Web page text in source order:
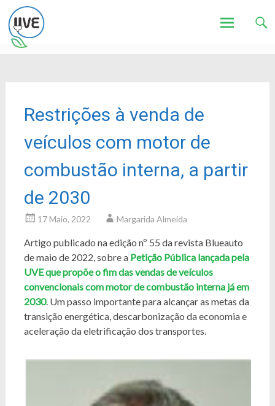
Restrições à venda de
veículos com motor de
combustão interna, a partir
de 2030
17 Maio, 2022 Margarida Almeida
Artigo publicado na edição nº 55 da revista Blueauto
de maio de 2022, sobre a Petição Pública lançada pela
UVE que propõe o fim das vendas de veículos
convencionais com motor de combustão interna já em
2030. Um passo importante para alcançar as metas da
transição energética, descarbonização da economia e
aceleração da eletrificação dos transportes.